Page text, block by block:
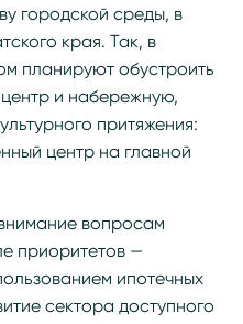
городской среды, в
края. Так, в
планируют обустроить
и набережную,
притяжения:
центр на главной
вопросам
приоритетов —
ипотечных
сектора доступного